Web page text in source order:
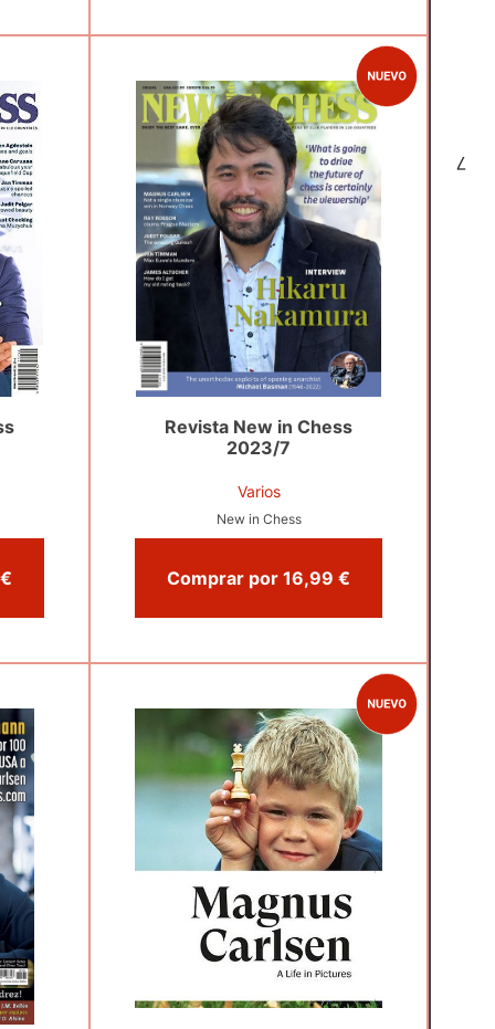
7
Comprar por 16,99 €
Revista New in Chess
2023/7
Varios
New in Chess
Comprar por 16,99 €